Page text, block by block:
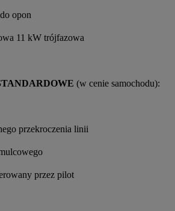
opon
11 kW trójfazowa
(w cenie samochodu):
przekroczenia linii
przez pilot